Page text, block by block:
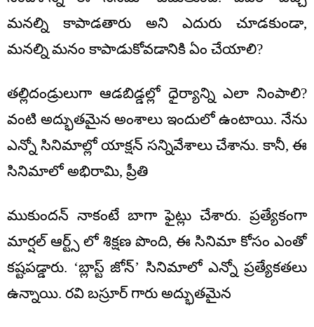
మనల్ని కాపాడతారు అని ఎదురు చూడకుండా,
మనల్ని మనం కాపాడుకోవడానికి ఏం చేయాలి?
తల్లిదండ్రులుగా ఆడబిడ్డల్లో ధైర్యాన్ని ఎలా నింపాలి?
వంటి అద్భుతమైన అంశాలు ఇందులో ఉంటాయి. నేను
ఎన్నో సినిమాల్లో యాక్షన్ సన్నివేశాలు చేశాను. కానీ, ఈ
సినిమాలో అభిరామి, ప్రీతి
ముకుందన్ నాకంటే బాగా ఫైట్లు చేశారు. ప్రత్యేకంగా
మార్షల్ ఆర్ట్స్ లో శిక్షణ పొంది, ఈ సినిమా కోసం ఎంతో
కష్టపడ్డారు. ‘బ్లాస్ట్ జోన్’ సినిమాలో ఎన్నో ప్రత్యేకతలు
ఉన్నాయి. రవి బస్రూర్ గారు అద్భుతమైన